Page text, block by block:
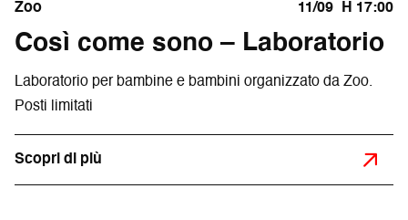
Zoo 11/09 H 17:00
Così come sono – Laboratorio
Laboratorio per bambine e bambini organizzato da Zoo.
Posti limitati
Scopri di più